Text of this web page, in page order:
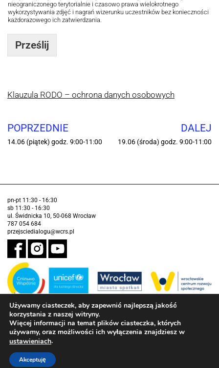
nieograniczonego terytorialnie i czasowo prawa wielokrotnego
wykorzystywania zdjęć i nagrań wizerunku uczestników bez konieczności
każdorazowego ich zatwierdzania.
Prześlij
Klauzula RODO – ochrona danych osobowych
POPRZEDNIE
14.06 (piątek) godz. 9:00-11:00
DALEJ
19.06 (środa) godz. 9:00-11:00
pn-pt 11:30 - 16:30
sb 11:30 - 16:30
ul. Świdnicka 10, 50-068 Wrocław
787 054 684
przejsciedialogu@wcrs.pl
Zadanie realizowane ze środków Gminy Wrocław w partnerstwie z
Funduszem Narodów Zjednoczonych na Rzecz Dzieci (UNICEF)
Deklaracja dostępności
Używamy ciasteczek, aby zapewnić najlepszą jakość
korzystania z naszej witryny.
Więcej informacji na temat plików ciasteczka, których
używamy, oraz możliwości ich wyłączenia znajdziesz w
ustawieniach.
Akceptuję